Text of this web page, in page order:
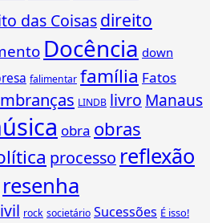
das Coisasdireito
Docência down
falimentar família Fatos
LINDB livro Manaus
obra obras
processo reflexão
resenha
rock societário Sucessões É isso!